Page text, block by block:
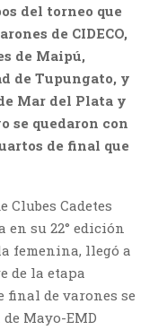
del torneo que
de CIDECO,
de Maipú,
de Tupungato, y
Mar del Plata y
se quedaron con
de final que
Clubes Cadetes
en su 22° edición
femenina, llegó a
de la etapa
final de varones se
Mayo-EMD